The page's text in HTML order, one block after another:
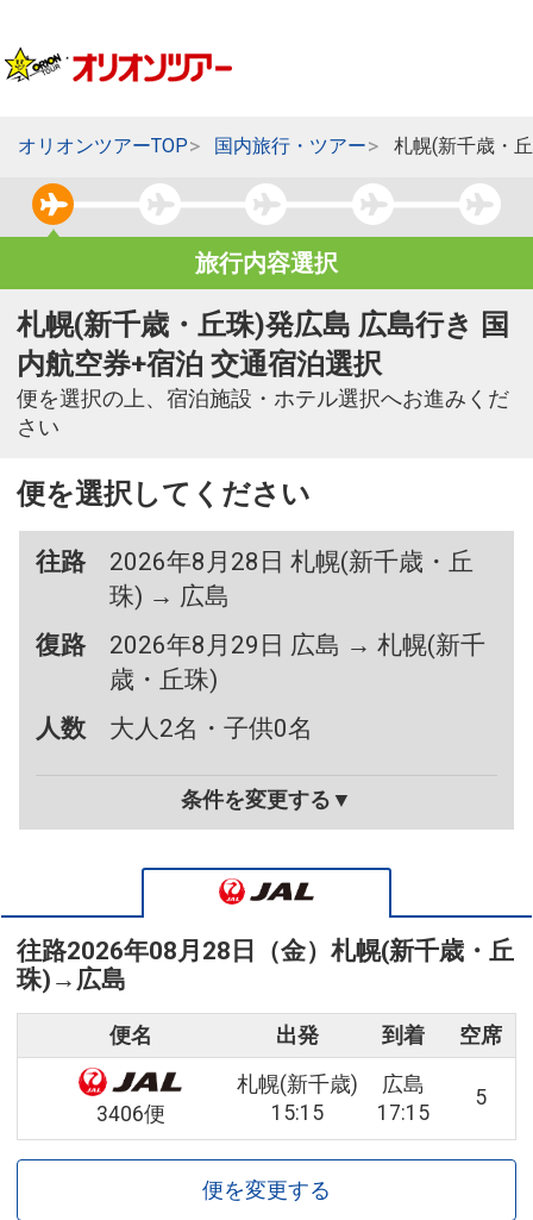
オリオンツアーTOP 国内旅行・ツアー 札幌(新千歳・
旅行内容選択
札幌(新千歳・丘珠)発広島 広島行き 国
内航空券+宿泊 交通宿泊選択
便を選択の上、宿泊施設・ホテル選択へお進みくだ
さい
便を選択してください
往路
2026年8月28日 札幌(新千歳・丘
珠) → 広島
復路
2026年8月29日 広島 → 札幌(新千
歳・丘珠)
人数
大人2名・子供0名
条件を変更する▼
往路2026年08月28日（金） 札幌(新千歳・丘
珠) → 広島
便名 出発 到着 空席
3406便
札幌(新千歳)
15:15
広島
17:15
5
便を変更する